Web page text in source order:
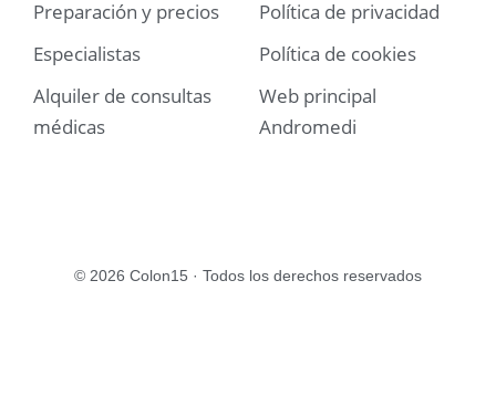
Preparación y precios
Especialistas
Alquiler de consultas
médicas
Política de privacidad
Política de cookies
Web principal
Andromedi
© 2026 Colon15 · Todos los derechos reservados